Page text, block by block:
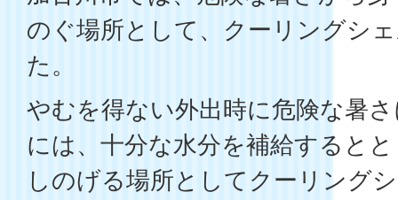
のぐ場所として、クーリングシ
た。
やむを得ない外出時に危険な暑
には、十分な水分を補給すると
しのげる場所としてクーリング